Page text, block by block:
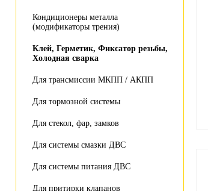
Кондиционеры металла
(модификаторы трения)
Клей, Герметик, Фиксатор резьбы,
Холодная сварка
Для трансмиссии МКПП / АКПП
Для тормозной системы
Для стекол, фар, замков
Для системы смазки ДВС
Для системы питания ДВС
Для притирки клапанов